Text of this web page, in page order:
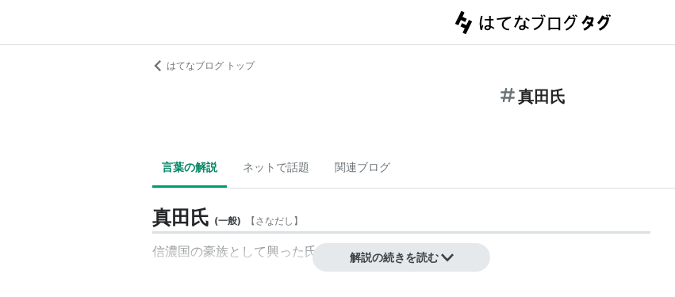
はてなブログ トップ
真田氏
言葉の解説 ネットで話題 関連ブログ
真田氏 (一般) 【さなだし 】
信濃国の豪族として興った氏族。 解説の続きを読む